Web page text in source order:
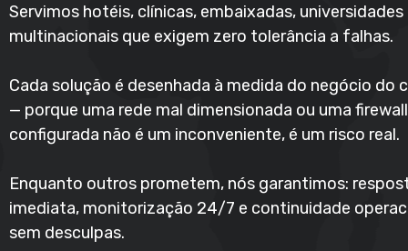
Servimos hotéis, clínicas, embaixadas, universidades
multinacionais que exigem zero tolerância a falhas.
Cada solução é desenhada à medida do negócio do
— porque uma rede mal dimensionada ou uma
configurada não é um inconveniente, é um risco real.
Enquanto outros prometem, nós garantimos:
imediata, monitorização 24/7 e continuidade
sem desculpas.